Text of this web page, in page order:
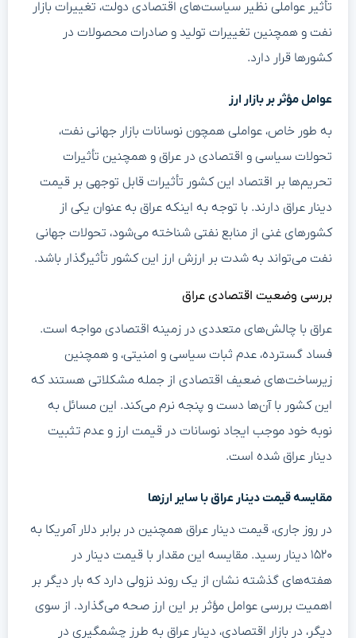
تأثیر عواملی نظیر سیاست‌های اقتصادی دولت، تغییرات بازار
نفت و همچنین تغییرات تولید و صادرات محصولات در
کشورها قرار دارد.
عوامل مؤثر بر بازار ارز
به طور خاص، عواملی همچون نوسانات بازار جهانی نفت،
تحولات سیاسی و اقتصادی در عراق و همچنین تأثیرات
تحریم‌ها بر اقتصاد این کشور تأثیرات قابل توجهی بر قیمت
دینار عراق دارند. با توجه به اینکه عراق به عنوان یکی از
کشورهای غنی از منابع نفتی شناخته می‌شود، تحولات جهانی
نفت می‌تواند به شدت بر ارزش ارز این کشور تأثیرگذار باشد.
بررسی وضعیت اقتصادی عراق
عراق با چالش‌های متعددی در زمینه اقتصادی مواجه است.
فساد گسترده، عدم ثبات سیاسی و امنیتی، و همچنین
زیرساخت‌های ضعیف اقتصادی از جمله مشکلاتی هستند که
این کشور با آن‌ها دست و پنجه نرم می‌کند. این مسائل به
نوبه خود موجب ایجاد نوسانات در قیمت ارز و عدم تثبیت
دینار عراق شده است.
مقایسه قیمت دینار عراق با سایر ارزها
در روز جاری، قیمت دینار عراق همچنین در برابر دلار آمریکا به
۱۵۲۰ دینار رسید. مقایسه این مقدار با قیمت دینار در
هفته‌های گذشته نشان از یک روند نزولی دارد که بار دیگر بر
اهمیت بررسی عوامل مؤثر بر این ارز صحه می‌گذارد. از سوی
دیگر، در بازار اقتصادی، دینار عراق به طرز چشمگیری در